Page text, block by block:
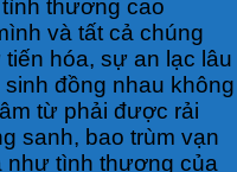
thương cao
và tất cả chúng
hóa, sự an lạc lâu
đồng nhau không
từ phải được rải
sanh, bao trùm vạn
như tình thương của